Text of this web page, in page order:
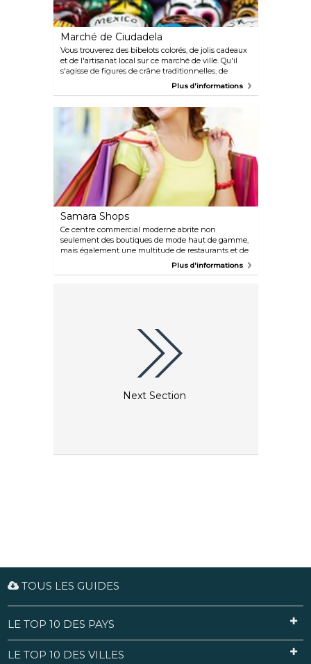
Marché de Ciudadela
Vous trouverez des bibelots colorés, de jolis cadeaux
et de l'artisanat local sur ce marché de ville. Qu'il
s'agisse de figures de crâne traditionnelles, de
colliers, de bracelets, de nombreux objets d'art
N'hésitez pas à marchander et à grignoter de la
cuisine de rue.
Plus d'informations
Samara Shops
Ce centre commercial moderne abrite non
seulement des boutiques de mode haut de gamme,
mais également une multitude de restaurants et de
cafés, un cinéma VIP, un supermarché et des
Plus d'informations
Next Section
TOUS LES GUIDES
LE TOP 10 DES PAYS
LE TOP 10 DES VILLES